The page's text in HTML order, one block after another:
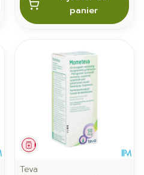
panier
Médicament
Teva